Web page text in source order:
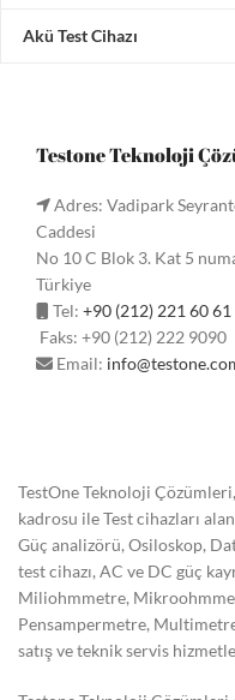
Akü Test Cihazı
Testone Teknoloji
Adres: Vadipark
Caddesi
No 10 C Blok 3. Kat 5
Türkiye
Tel: +90 (212) 221 60 61
Faks: +90 (212) 222 9090
Email:
TestOne Teknoloji
kadrosu ile Test cihazları
Güç analizörü, Osiloskop,
test cihazı, AC ve DC güç
Miliohmmetre,
Pensampermetre,
satış ve teknik servis